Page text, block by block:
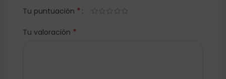
Tu puntuación *
Tu valoración *